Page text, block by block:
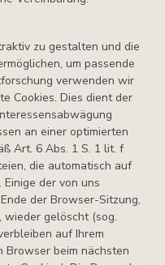
zu gestalten und die
um passende
verwenden wir
Cookies. Dies dient der
an einer optimierten
Art. 6 Abs. 1 S. 1 lit. f
die automatisch auf
der von uns
der Browser-Sitzung,
wieder gelöscht (sog.
auf Ihrem
Browser beim nächsten